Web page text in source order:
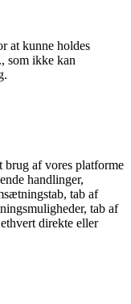
at kunne holdes
som ikke kan
af vores platforme
handlinger,
tab af
tab af
direkte eller